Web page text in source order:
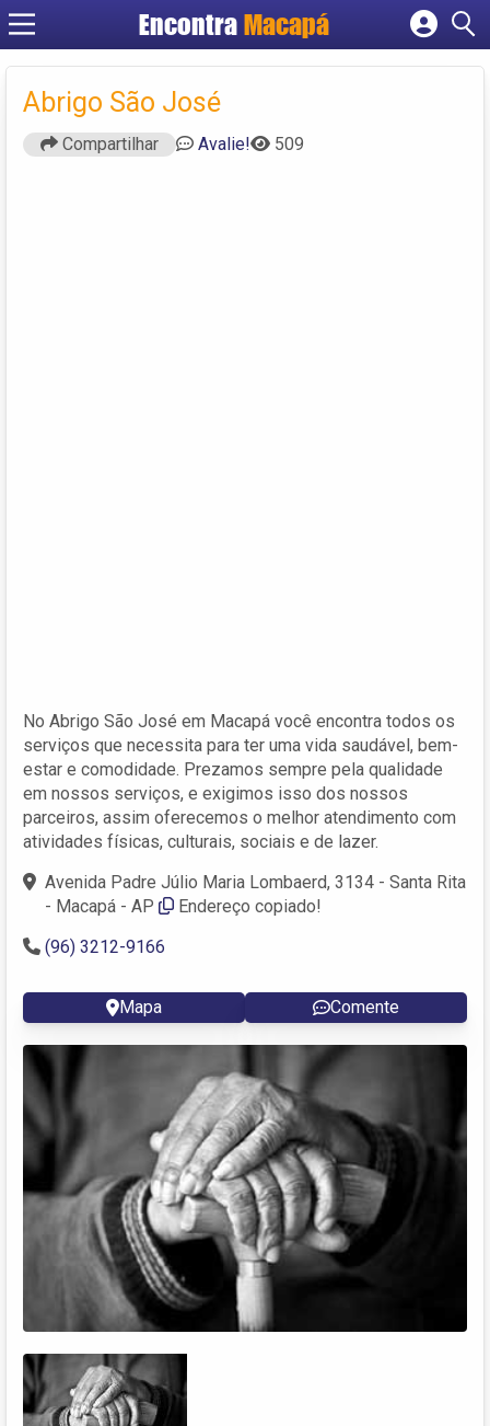
EncontraMacapá
Cadastrar empresa
Abrigo São José
Compartilhar Avalie! 509
No Abrigo São José em Macapá você encontra todos os
serviços que necessita para ter uma vida saudável, bem-
estar e comodidade. Prezamos sempre pela qualidade
em nossos serviços, e exigimos isso dos nossos
parceiros, assim oferecemos o melhor atendimento com
atividades físicas, culturais, sociais e de lazer.
Avenida Padre Júlio Maria Lombaerd, 3134 - Santa Rita
- Macapá - AP
Endereço copiado!
(96) 3212-9166
Mapa Comente